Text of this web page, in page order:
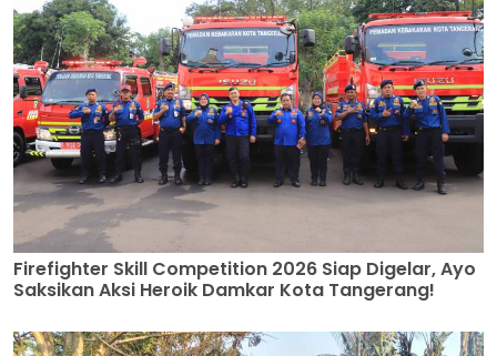
Firefighter Skill Competition 2026 Siap Digelar, Ayo
Saksikan Aksi Heroik Damkar Kota Tangerang!